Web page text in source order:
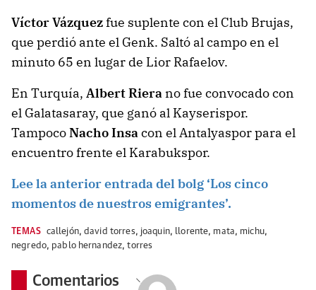
Víctor Vázquezfue suplente con el Club Brujas,
que perdió ante el Genk. Saltó al campo en el
minuto 65 en lugar de Lior Rafaelov.
En Turquía, Albert Rierano fue convocado con
el Galatasaray, que ganó al Kayserispor.
TampocoNacho Insacon el Antalyaspor para el
encuentro frente el Karabukspor.
Lee la anterior entrada del bolg ‘Los cinco
momentos de nuestros emigrantes’.
TEMAS callejón,david torres, joaquin, llorente, mata, michu,
negredo, pablo hernandez,torres
Comentarios